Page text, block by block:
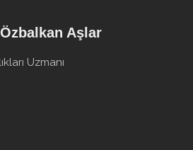
Aşlar
Uzmanı